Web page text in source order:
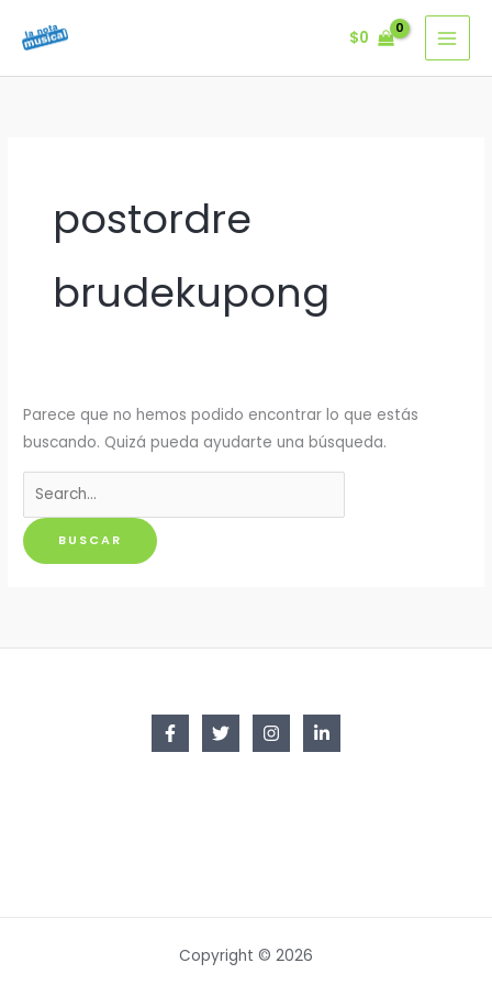
$0
postordre
brudekupong
Parece que no hemos podido encontrar lo que estás
buscando. Quizá pueda ayudarte una búsqueda.
Buscar
por:
Copyright © 2026